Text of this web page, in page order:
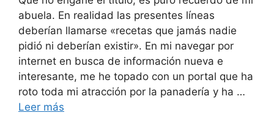
abuela. En realidad las presentes líneas
deberían llamarse «recetas que jamás nadie
pidió ni deberían existir». En mi navegar por
internet en busca de información nueva e
interesante, me he topado con un portal que ha
roto toda mi atracción por la panadería y ha …
Leer más